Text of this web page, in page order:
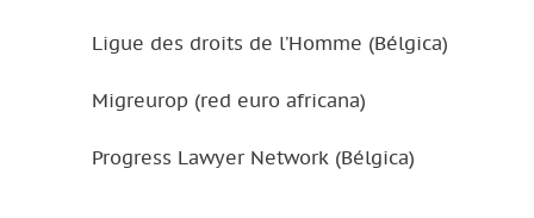
Ligue des droits de l’Homme (Bélgica)
Migreurop (red euro africana)
Progress Lawyer Network (Bélgica)